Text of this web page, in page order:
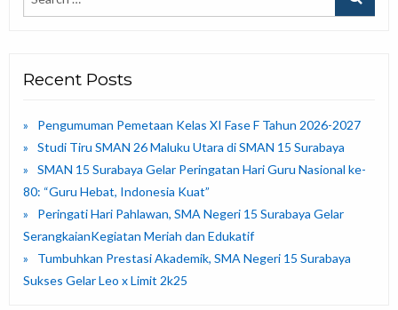
Recent Posts
Pengumuman Pemetaan Kelas XI Fase F Tahun 2026-2027
Studi Tiru SMAN 26 Maluku Utara di SMAN 15 Surabaya
SMAN 15 Surabaya Gelar Peringatan Hari Guru Nasional ke-
80: “Guru Hebat, Indonesia Kuat”
Peringati Hari Pahlawan, SMA Negeri 15 Surabaya Gelar
SerangkaianKegiatan Meriah dan Edukatif
Tumbuhkan Prestasi Akademik, SMA Negeri 15 Surabaya
Sukses Gelar Leo x Limit 2k25